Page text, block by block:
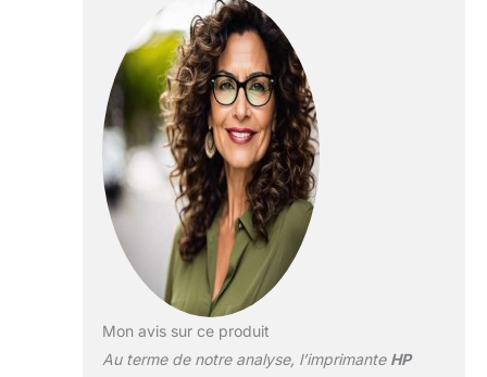
les interruptions
de charge avec
une batterie
longue durée et
des vitesses
d'impression
rapides Haute
qualité et fiabilité
: puissance tout
au long de la
journée. Chargez
depuis la maison,
dans votre
bureau, et plus
encore
Mon avis sur ce produit
Au terme de notre analyse, l’imprimante HP